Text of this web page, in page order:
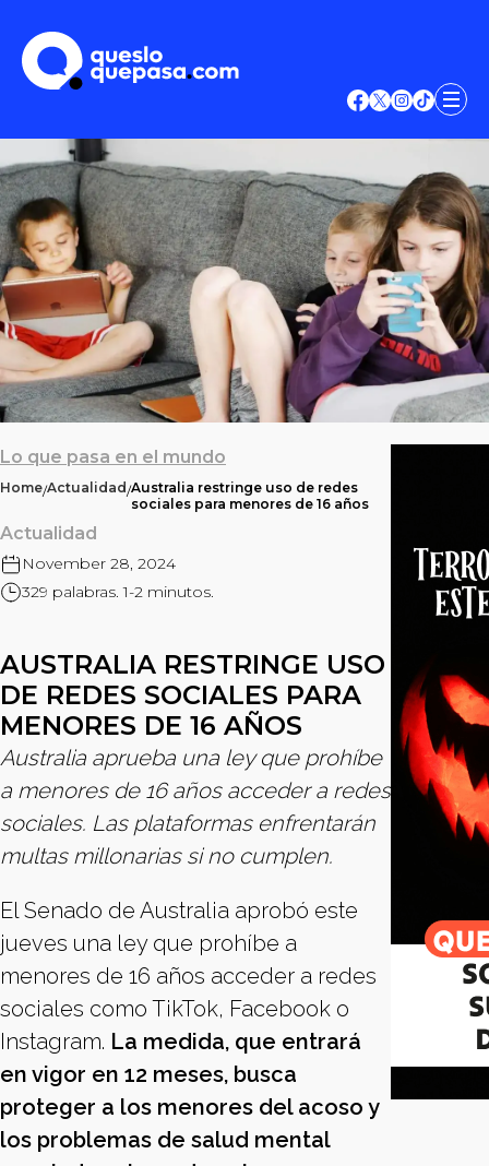
Lo que pasa en el mundo
Home/Actualidad/Australia restringe uso de redes
sociales para menores de 16 años
Actualidad
November 28, 2024
329 palabras. 1-2 minutos.
AUSTRALIA RESTRINGE USO
DE REDES SOCIALES PARA
MENORES DE 16 AÑOS
Australia aprueba una ley que prohíbe
a menores de 16 años acceder a redes
sociales. Las plataformas enfrentarán
multas millonarias si no cumplen.
El Senado de Australia aprobó este
jueves una ley que prohíbe a
menores de 16 años acceder a redes
sociales como TikTok, Facebook o
Instagram. La medida, que entrará
en vigor en 12 meses, busca
proteger a los menores del acoso y
los problemas de salud mental